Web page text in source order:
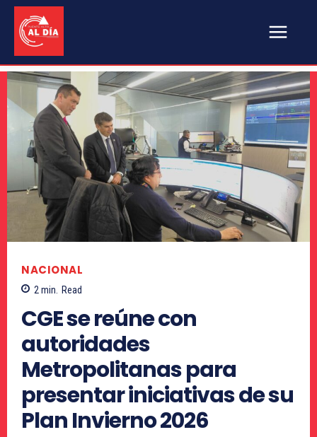
NACIONAL
2 min. Read
CGE se reúne con
autoridades
Metropolitanas para
presentar iniciativas de su
Plan Invierno 2026